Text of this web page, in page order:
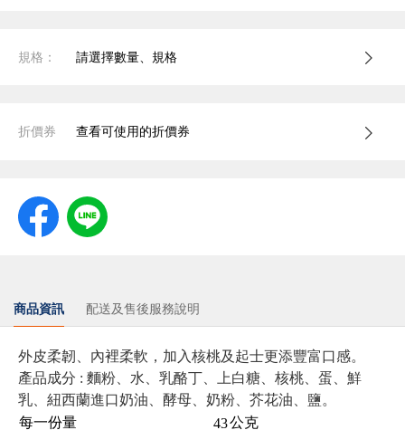
規格： 請選擇數量、規格
折價券 查看可使用的折價券
商品資訊 配送及售後服務說明
外皮柔韌、內裡柔軟，加入核桃及起士更添豐富口感。
產品成分 : 麵粉、水、乳酪丁、上白糖、核桃、蛋、鮮
乳、紐西蘭進口奶油、酵母、奶粉、芥花油、鹽。
每一份量
43公克